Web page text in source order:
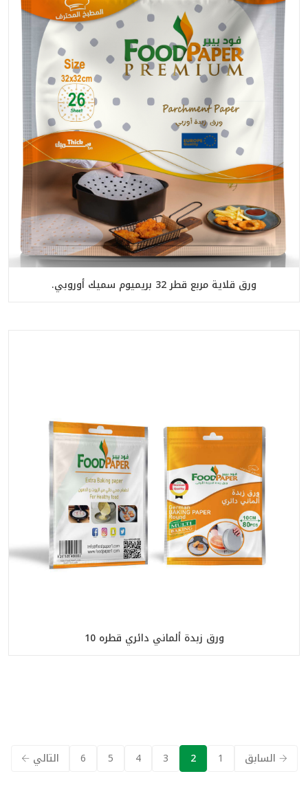
ورق قلاية مربع قطر 32 بريميوم سميك أوروبي.
ورق زبدة ألماني دائري قطره 10
السابق 1
2
3
4
5
6 التالي